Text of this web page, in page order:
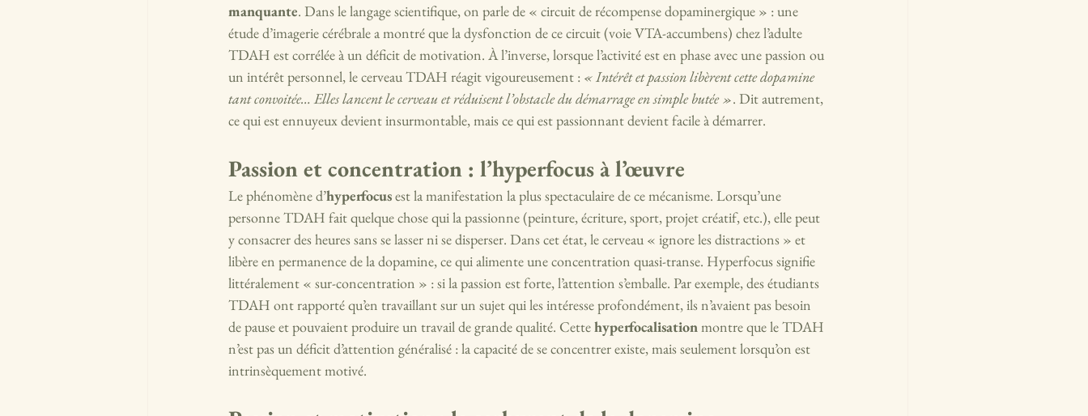
manquante. Dans le langage scientifique, on parle de « circuit de récompense dopaminergique » : une
étude d’imagerie cérébrale a montré que la dysfonction de ce circuit (voie VTA-accumbens) chez l’adulte
TDAH est corrélée à un déficit de motivation. À l’inverse, lorsque l’activité est en phase avec une passion ou
un intérêt personnel, le cerveau TDAH réagit vigoureusement : « Intérêt et passion libèrent cette dopamine
tant convoitée… Elles lancent le cerveau et réduisent l’obstacle du démarrage en simple butée ». Dit autrement,
ce qui est ennuyeux devient insurmontable, mais ce qui est passionnant devient facile à démarrer.
Passion et concentration : l’hyperfocus à l’œuvre
Le phénomène d’hyperfocus est la manifestation la plus spectaculaire de ce mécanisme. Lorsqu’une
personne TDAH fait quelque chose qui la passionne (peinture, écriture, sport, projet créatif, etc.), elle peut
y consacrer des heures sans se lasser ni se disperser. Dans cet état, le cerveau « ignore les distractions » et
libère en permanence de la dopamine, ce qui alimente une concentration quasi-transe. Hyperfocus signifie
littéralement « sur-concentration » : si la passion est forte, l’attention s’emballe. Par exemple, des étudiants
TDAH ont rapporté qu’en travaillant sur un sujet qui les intéresse profondément, ils n’avaient pas besoin
de pause et pouvaient produire un travail de grande qualité. Cette hyperfocalisation montre que le TDAH
n’est pas un déficit d’attention généralisé : la capacité de se concentrer existe, mais seulement lorsqu’on est
intrinsèquement motivé.